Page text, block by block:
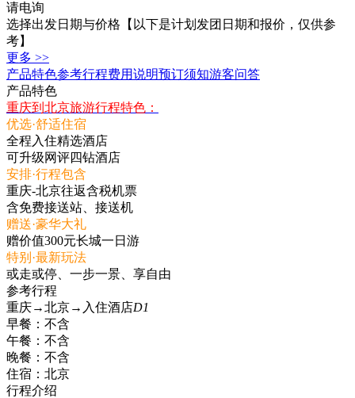
请电询
选择出发日期与价格 【以下是计划发团日期和报价，仅供参
考】
更多 >>
产品特色参考行程费用说明预订须知游客问答
产品特色
重庆到北京旅游行程特色：
优选·舒适住宿
全程入住精选酒店
可升级网评四钻酒店
安排·行程包含
重庆-北京往返含税机票
含免费接送站、接送机
赠送·豪华大礼
赠价值300元长城一日游
特别·最新玩法
或走或停、一步一景、享自由
参考行程
重庆→北京→入住酒店D1
早餐： 不含
午餐： 不含
晚餐： 不含
住宿： 北京
行程介绍